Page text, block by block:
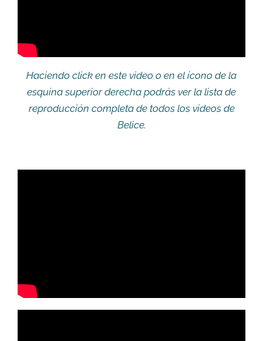
Haciendo click en este video o en el ícono de la
esquina superior derecha podrás ver la lista de
reproducción completa de todos los videos de
Belice.